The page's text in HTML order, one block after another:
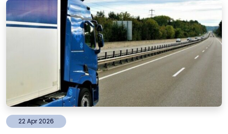
22Apr2026